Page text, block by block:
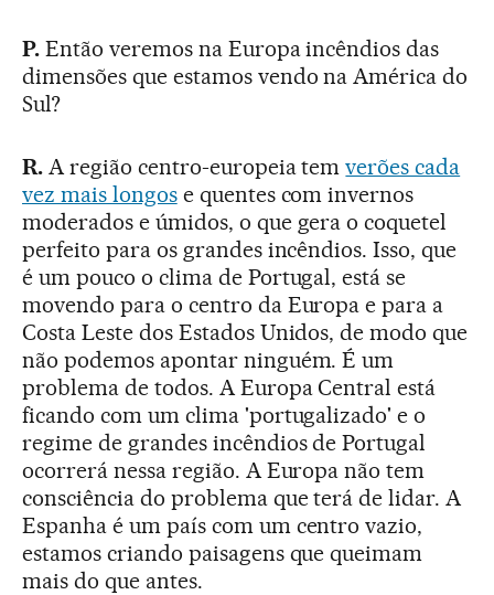
P.Então veremos na Europa incêndios das
dimensões que estamos vendo na América do
Sul?
R.A região centro-europeia temverões cada
vez mais longose quentes com invernos
moderados e úmidos, o que gera o coquetel
perfeito para os grandes incêndios. Isso, que
é um pouco o clima de Portugal, está se
movendo para o centro da Europa e para a
Costa Leste dos Estados Unidos, de modo que
não podemos apontar ninguém. É um
problema de todos. A Europa Central está
ficando com um clima 'portugalizado' e o
regime de grandes incêndios de Portugal
ocorrerá nessa região. A Europa não tem
consciência do problema que terá de lidar. A
Espanha é um país com um centro vazio,
estamos criando paisagens que queimam
mais do que antes.